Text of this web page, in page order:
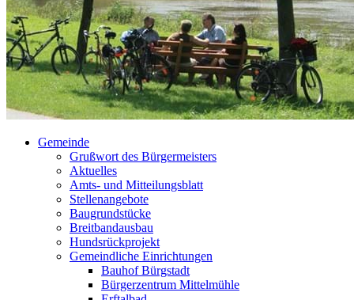
Gemeinde
Grußwort des Bürgermeisters
Aktuelles
Amts- und Mitteilungsblatt
Stellenangebote
Baugrundstücke
Breitbandausbau
Hundsrückprojekt
Gemeindliche Einrichtungen
Bauhof Bürgstadt
Bürgerzentrum Mittelmühle